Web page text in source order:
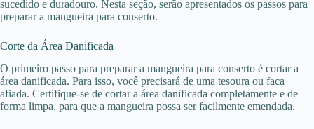
sucedido e duradouro. Nesta seção, serão apresentados os passos para
preparar a mangueira para conserto.
Corte da Área Danificada
O primeiro passo para preparar a mangueira para conserto é cortar a
área danificada. Para isso, você precisará de uma tesoura ou faca
afiada. Certifique-se de cortar a área danificada completamente e de
forma limpa, para que a mangueira possa ser facilmente emendada.